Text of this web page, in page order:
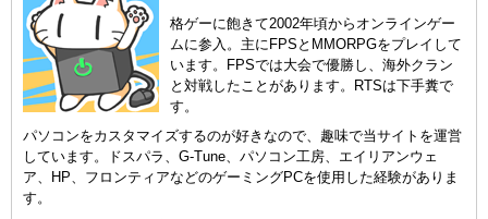
格ゲーに飽きて2002年頃からオンラインゲー
ムに参入。主にFPSとMMORPGをプレイして
います。FPSでは大会で優勝し、海外クラン
と対戦したことがあります。RTSは下手糞で
す。
パソコンをカスタマイズするのが好きなので、趣味で当サイトを運営
しています。ドスパラ、G-Tune、パソコン工房、エイリアンウェ
ア、HP、フロンティアなどのゲーミングPCを使用した経験がありま
す。